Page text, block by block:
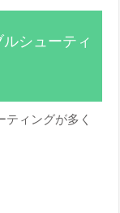
シューティ
ィングが多く